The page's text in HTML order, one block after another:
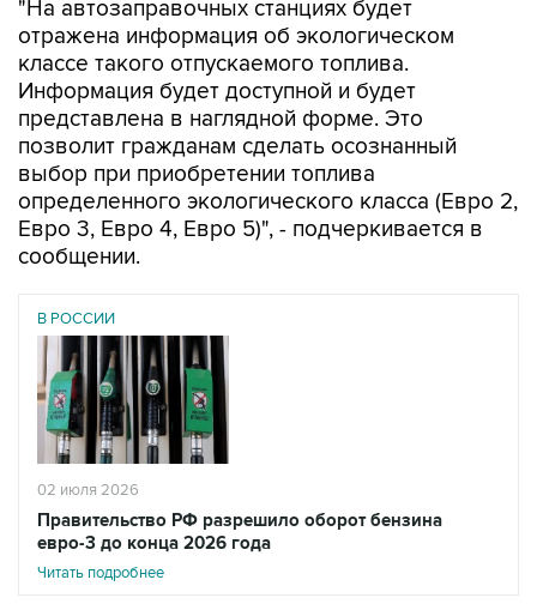
"На автозаправочных станциях будет
отражена информация об экологическом
классе такого отпускаемого топлива.
Информация будет доступной и будет
представлена в наглядной форме. Это
позволит гражданам сделать осознанный
выбор при приобретении топлива
определенного экологического класса (Евро 2,
Евро 3, Евро 4, Евро 5)", - подчеркивается в
сообщении.
В РОССИИ
02 июля 2026
Правительство РФ разрешило оборот бензина
евро-3 до конца 2026 года
Читать подробнее